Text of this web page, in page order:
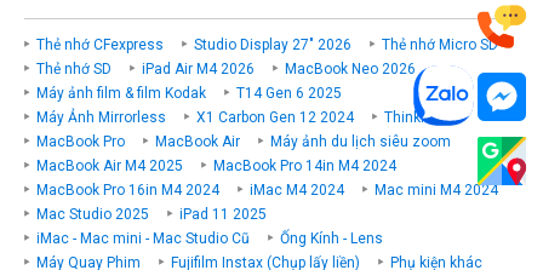
Thẻ nhớ CFexpress Studio Display 27" 2026
Thẻ nhớ Micro SD
Thẻ nhớ SD
iPad Air M4 2026
MacBook Neo 2026
Máy ảnh film & film Kodak
T14 Gen 6 2025
Máy Ảnh Mirrorless
X1 Carbon Gen 12 2024
ThinkPad P
MacBook Pro
MacBook Air
Máy ảnh du lịch siêu zoom
MacBook Air M4 2025
MacBook Pro 14in M4 2024
MacBook Pro 16in M4 2024
iMac M4 2024
Mac mini M4 2024
Mac Studio 2025
iPad 11 2025
iMac - Mac mini - Mac Studio Cũ
Ống Kính - Lens
Máy Quay Phim
Fujifilm Instax (Chụp lấy liền) Phụ kiện khác